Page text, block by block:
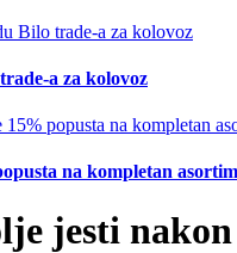
a za kolovoz
na kompletan
jesti